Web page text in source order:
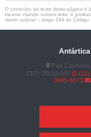
O conteúdo do texto desta página é
mesmo citando nossos links, é
direito autoral – artigo 184 do Código
Rua
CEP: 05018-000
(11)
3865-6073